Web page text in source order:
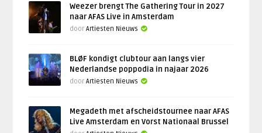
Weezer brengt The Gathering Tour in 2027
naar AFAS Live in Amsterdam
doorArtiesten Nieuws
BLØF kondigt clubtour aan langs vier
Nederlandse poppodia in najaar 2026
doorArtiesten Nieuws
Megadeth met afscheidstournee naar AFAS
Live Amsterdam en Vorst Nationaal Brussel